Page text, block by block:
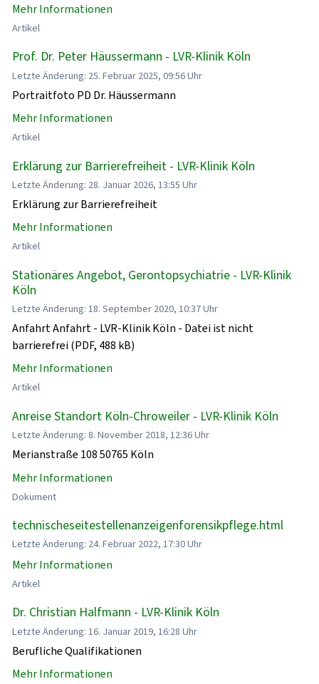
Mehr Informationen
Artikel
Prof. Dr. Peter Häussermann - LVR-Klinik Köln
Letzte Änderung: 25. Februar 2025, 09:56 Uhr
Portraitfoto PD Dr. Häussermann
Mehr Informationen
Artikel
Erklärung zur Barrierefreiheit - LVR-Klinik Köln
Letzte Änderung: 28. Januar 2026, 13:55 Uhr
Erklärung zur Barrierefreiheit
Mehr Informationen
Artikel
Stationäres Angebot, Gerontopsychiatrie - LVR-Klinik
Köln
Letzte Änderung: 18. September 2020, 10:37 Uhr
Anfahrt Anfahrt - LVR-Klinik Köln - Datei ist nicht
barrierefrei (PDF, 488 kB)
Mehr Informationen
Artikel
Anreise Standort Köln-Chroweiler - LVR-Klinik Köln
Letzte Änderung: 8. November 2018, 12:36 Uhr
Merianstraße 108 50765 Köln
Mehr Informationen
Dokument
technischeseitestellenanzeigenforensikpflege.html
Letzte Änderung: 24. Februar 2022, 17:30 Uhr
Mehr Informationen
Artikel
Dr. Christian Halfmann - LVR-Klinik Köln
Letzte Änderung: 16. Januar 2019, 16:28 Uhr
Berufliche Qualifikationen
Mehr Informationen